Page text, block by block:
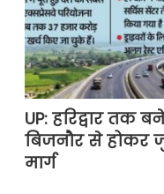
UP: हरिद्वार तक
बिजनौर से होकर
मार्ग